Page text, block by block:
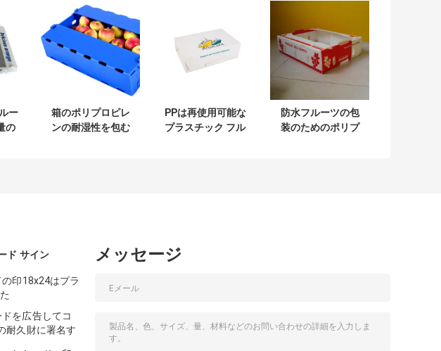
ー
の
箱のポリプロピレ
ンの耐湿性を包む
PPは再使用可能な
プラスチック フル
防水フルーツの包
装のためのポリプ
ド サイン
印18x24はプラ
を広告してコ
耐久財に署名す
メッセージ